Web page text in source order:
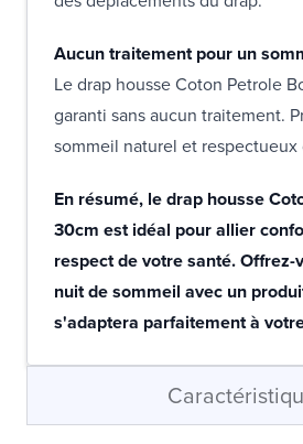
Aucun traitement pour un
Le drap housse Coton Petrole
garanti sans aucun traitement.
sommeil naturel et respectueux
En résumé, le drap housse
30cm est idéal pour allier
respect de votre santé. Offrez-
nuit de sommeil avec un
s'adaptera parfaitement à